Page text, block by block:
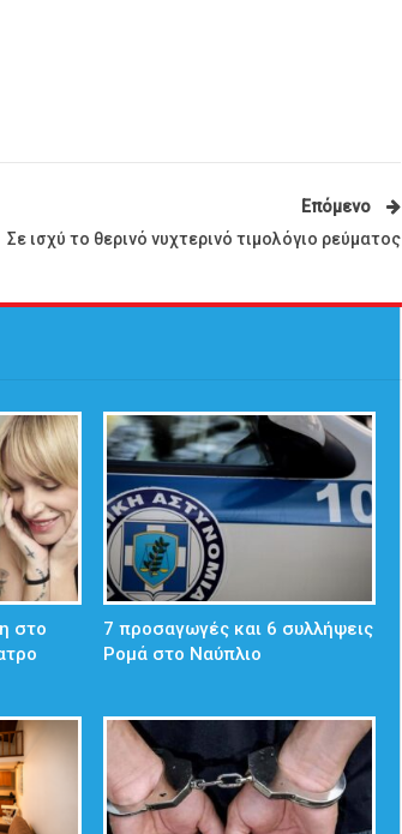
Επόμενο
Σε ισχύ το θερινό νυχτερινό τιμολόγιο ρεύματος
στο
7 προσαγωγές και 6 συλλήψεις
Ρομά στο Ναύπλιο